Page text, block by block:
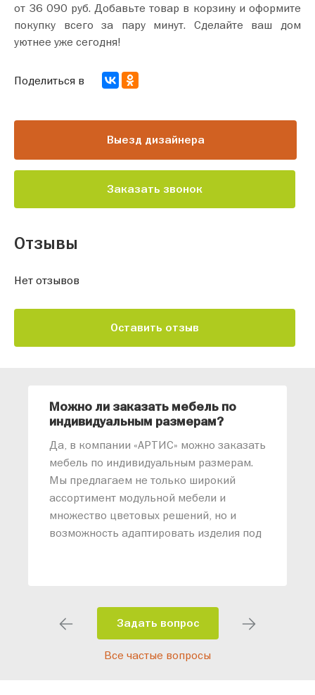
от 36 090 руб. Добавьте товар в корзину и оформите
покупку всего за пару минут. Сделайте ваш дом
уютнее уже сегодня!
Выезд дизайнера
Заказать звонок
Поделиться в
Отзывы
Нет отзывов
Оставить отзыв
Можно ли заказать мебель по
индивидуальным размерам?
Да, в компании «АРТИС» можно заказать
мебель по индивидуальным размерам.
Мы предлагаем не только широкий
ассортимент модульной мебели и
множество цветовых решений, но и
возможность адаптировать изделия под
помещения и личные пожелания.
Благодаря современному
высокотехнологичному оборудованию
Задать вопрос
Все частые вопросы